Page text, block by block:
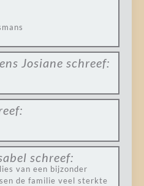
Josiane schreef:
schreef:
van een bijzonder
de familie veel sterkte